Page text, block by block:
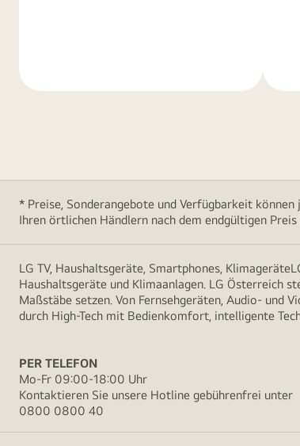
* Preise, Sonderangebote und Verfügbarkeit
Ihren örtlichen Händlern nach dem endgültigen
LG TV, Haushaltsgeräte, Smartphones,
Haushaltsgeräte und Klimaanlagen. LG Österreich
Maßstäbe setzen. Von Fernsehgeräten, Audio- und
durch High-Tech mit Bedienkomfort, intelligente
PER TELEFON
Mo-Fr 09:00-18:00 Uhr
Kontaktieren Sie unsere Hotline gebührenfrei unter
0800 0800 40